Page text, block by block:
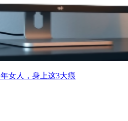
女人，身上这3大痕